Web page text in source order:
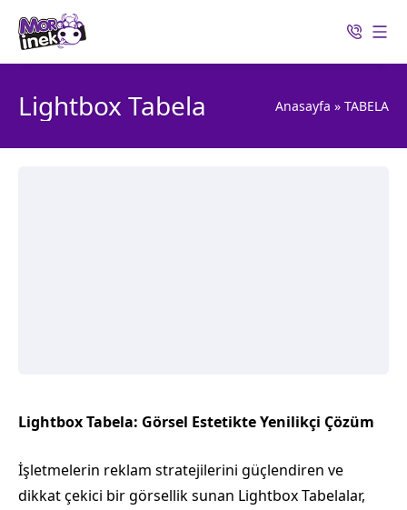
Lightbox Tabela Anasayfa » TABELA
Lightbox Tabela: Görsel Estetikte Yenilikçi Çözüm
İşletmelerin reklam stratejilerini güçlendiren ve
dikkat çekici bir görsellik sunan Lightbox Tabelalar,